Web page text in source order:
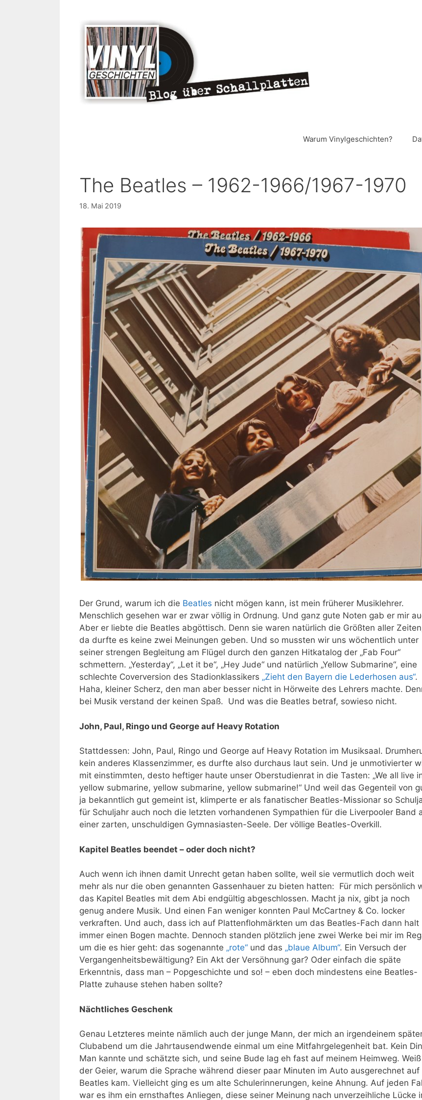
Warum Vinylgeschichten?
The Beatles – 1962-1966/1967-1970
18. Mai 2019
Der Grund, warum ich die Beatles nicht mögen kann, ist mein früherer Musiklehrer.
Menschlich gesehen war er zwar völlig in Ordnung. Und ganz gute Noten gab er mir
Aber er liebte die Beatles abgöttisch. Denn sie waren natürlich die Größten aller
da durfte es keine zwei Meinungen geben. Und so mussten wir uns wöchentlich unter
seiner strengen Begleitung am Flügel durch den ganzen Hitkatalog der „Fab Four“
schmettern. „Yesterday“, „Let it be“, „Hey Jude“ und natürlich „Yellow Submarine“, eine
schlechte Coverversion des Stadionklassikers „Zieht den Bayern die Lederhosen aus“.
Haha, kleiner Scherz, den man aber besser nicht in Hörweite des Lehrers machte.
bei Musik verstand der keinen Spaß. Und was die Beatles betraf, sowieso nicht.
John, Paul, Ringo und George auf Heavy Rotation
Stattdessen: John, Paul, Ringo und George auf Heavy Rotation im Musiksaal.
kein anderes Klassenzimmer, es durfte also durchaus laut sein. Und je unmotivierter
mit einstimmten, desto heftiger haute unser Oberstudienrat in die Tasten: „We all live
yellow submarine, yellow submarine, yellow submarine!“ Und weil das Gegenteil von
ja bekanntlich gut gemeint ist, klimperte er als fanatischer Beatles-Missionar so
für Schuljahr auch noch die letzten vorhandenen Sympathien für die Liverpooler Band
einer zarten, unschuldigen Gymnasiasten-Seele. Der völlige Beatles-Overkill.
Kapitel Beatles beendet – oder doch nicht?
Auch wenn ich ihnen damit Unrecht getan haben sollte, weil sie vermutlich doch weit
mehr als nur die oben genannten Gassenhauer zu bieten hatten: Für mich persönlich
das Kapitel Beatles mit dem Abi endgültig abgeschlossen. Macht ja nix, gibt ja noch
genug andere Musik. Und einen Fan weniger konnten Paul McCartney & Co. locker
verkraften. Und auch, dass ich auf Plattenflohmärkten um das Beatles-Fach dann halt
immer einen Bogen machte. Dennoch standen plötzlich jene zwei Werke bei mir im
um die es hier geht: das sogenannte „rote“ und das „blaue Album“. Ein Versuch der
Vergangenheitsbewältigung? Ein Akt der Versöhnung gar? Oder einfach die späte
Erkenntnis, dass man – Popgeschichte und so! – eben doch mindestens eine Beatles-
Platte zuhause stehen haben sollte?
Nächtliches Geschenk
Genau Letzteres meinte nämlich auch der junge Mann, der mich an irgendeinem
Clubabend um die Jahrtausendwende einmal um eine Mitfahrgelegenheit bat. Kein
Man kannte und schätzte sich, und seine Bude lag eh fast auf meinem Heimweg. Weiß
der Geier, warum die Sprache während dieser paar Minuten im Auto ausgerechnet auf
Beatles kam. Vielleicht ging es um alte Schulerinnerungen, keine Ahnung. Auf jeden
war es ihm ein ernsthaftes Anliegen, diese seiner Meinung nach unverzeihliche Lücke